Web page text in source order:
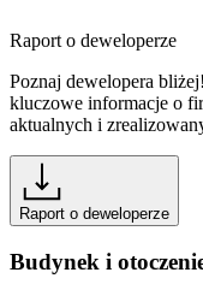
Raport o deweloperze
Poznaj dewelopera
kluczowe informacje o
aktualnych i
Raport o deweloperze
Budynek i